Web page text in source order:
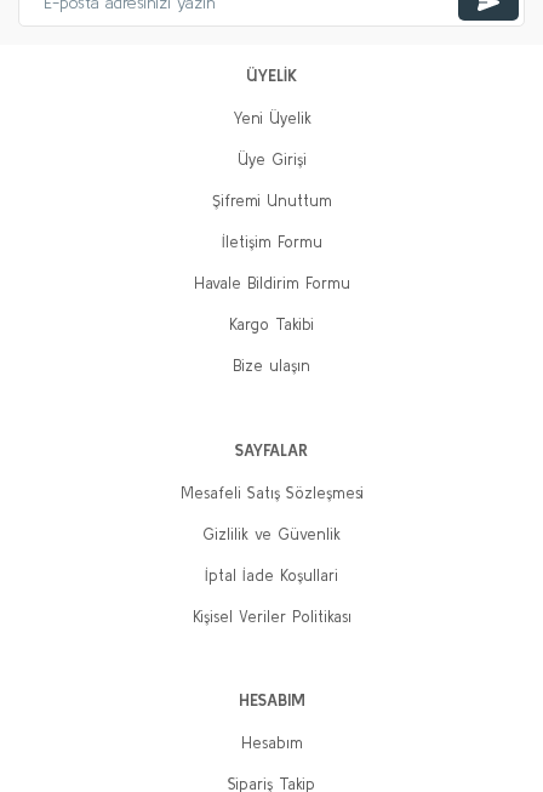
ÜYELİK
Yeni Üyelik
Üye Girişi
Şifremi Unuttum
İletişim Formu
Havale Bildirim Formu
Kargo Takibi
Bize ulaşın
SAYFALAR
Mesafeli Satış Sözleşmesi
Gizlilik ve Güvenlik
İptal İade Koşullari
Kişisel Veriler Politikası
HESABIM
Hesabım
Sipariş Takip